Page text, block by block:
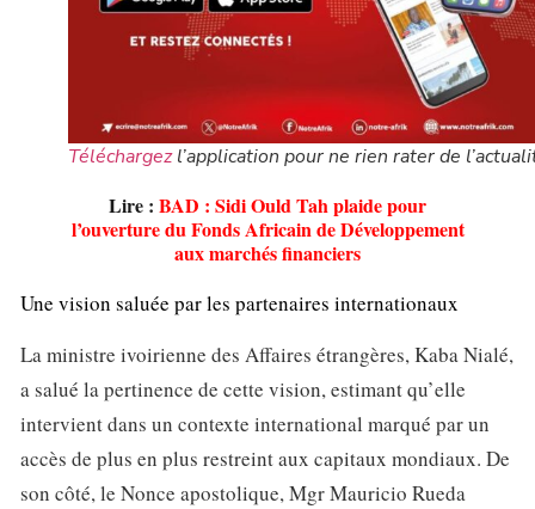
Téléchargezl’application pour ne rien rater de
Lire : BAD : Sidi Ould Tah plaide pour
l’ouverture du Fonds Africain de Développement
aux marchés financiers
Une vision saluée par les partenaires internationaux
La ministre ivoirienne des Affaires étrangères, Kaba Nialé,
a salué la pertinence de cette vision, estimant qu’elle
intervient dans un contexte international marqué par un
accès de plus en plus restreint aux capitaux mondiaux. De
son côté, le Nonce apostolique, Mgr Mauricio Rueda